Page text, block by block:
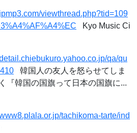
viewthread.php?tid=109
Kyo Music Ci
qa/qu
韓国人の友人を怒らせてしま
『韓国の国旗って日本の国旗に...
tachikoma-tarte/ind